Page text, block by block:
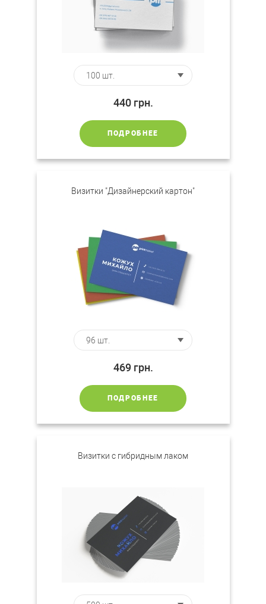
440 грн.
ПОДРОБНЕЕ
Визитки "Дизайнерский картон"
469 грн.
ПОДРОБНЕЕ
Визитки с гибридным лаком